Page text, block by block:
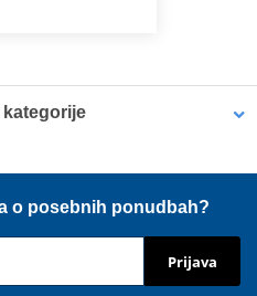
Venhill POWERHOSEPLUS
APR-10006F (2 cevi v
kompletu) Clear hoses,
o posebnih ponudbah?
Prijava